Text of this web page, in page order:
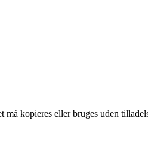
kopieres eller bruges uden